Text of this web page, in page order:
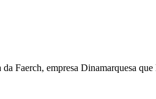
Faerch, empresa Dinamarquesa